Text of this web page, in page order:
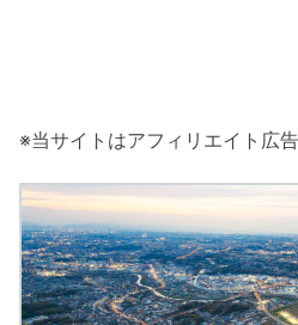
※当サイトはアフィリエイト広